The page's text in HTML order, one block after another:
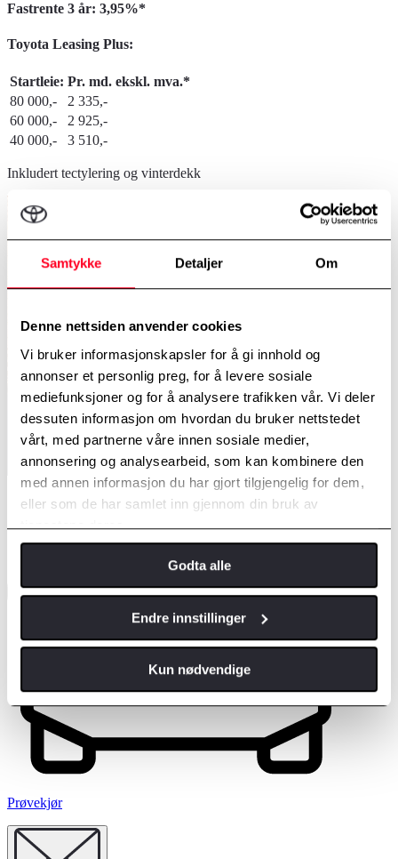
Samtykke Detaljer Om
Denne nettsiden anvender cookies
Vi bruker informasjonskapsler for å gi innhold og
annonser et personlig preg, for å levere sosiale
mediefunksjoner og for å analysere trafikken vår. Vi deler
dessuten informasjon om hvordan du bruker nettstedet
vårt, med partnerne våre innen sosiale medier,
annonsering og analysearbeid, som kan kombinere den
med annen informasjon du har gjort tilgjengelig for dem,
eller som de har samlet inn gjennom din bruk av
tjenestene deres.
Godta alle
Endre innstillinger
Kun nødvendige
Fastrente 3 år: 3,95%*
Toyota Leasing Plus:
Startleie: Pr. md. ekskl. mva.*
80 000,-
2 335,-
60 000,-
2 925,-
40 000,-
3 510,-
Inkludert tectylering og vinterdekk
Prøvekjør